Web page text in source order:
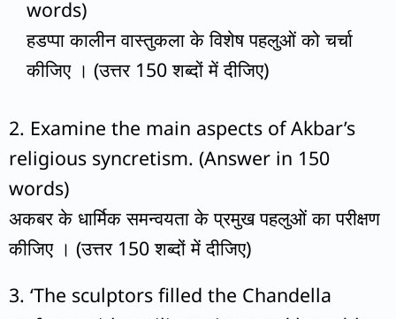
words)
हडप्पा कालीन वास्तुकला के विशेष पहलुओं को चर्चा
कीजिए । (उत्तर 150 शब्दों में दीजिए)
2. Examine the main aspects of Akbar’s
religious syncretism. (Answer in 150
words)
अकबर के धार्मिक समन्वयता के प्रमुख पहलुओं का परीक्षण
कीजिए । (उत्तर 150 शब्दों में दीजिए)
3. ‘The sculptors filled the Chandella